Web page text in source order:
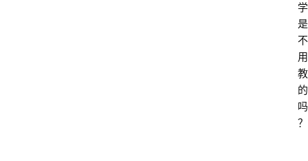
学
是
不
用
教
的
吗
？